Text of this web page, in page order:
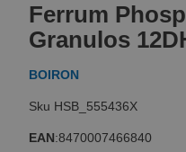
the
beginning
of
the
gallery
Ferrum
Granulos
BOIRON
HSB_555436X
EAN:8470007466840